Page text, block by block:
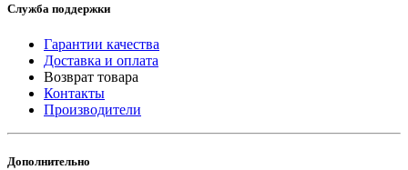
Служба поддержки
Гарантии качества
Доставка и оплата
Возврат товара
Контакты
Производители
Дополнительно